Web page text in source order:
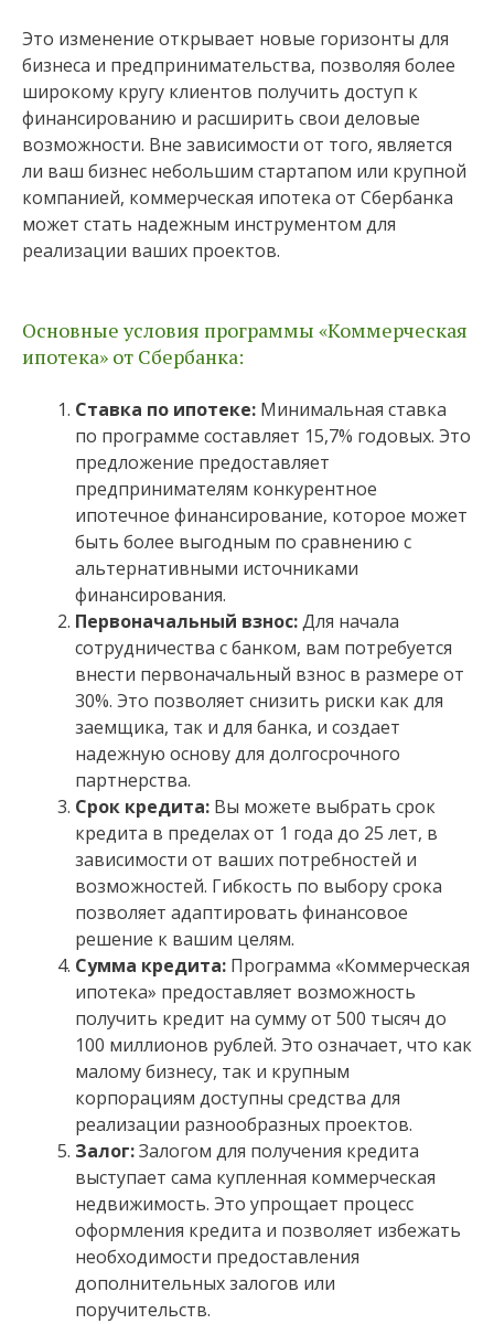
Это изменение открывает новые горизонты для
бизнеса и предпринимательства, позволяя более
широкому кругу клиентов получить доступ к
финансированию и расширить свои деловые
возможности. Вне зависимости от того, является
ли ваш бизнес небольшим стартапом или крупной
компанией, коммерческая ипотека от Сбербанка
может стать надежным инструментом для
реализации ваших проектов.
Основные условия программы «Коммерческая
ипотека» от Сбербанка:
Ставка по ипотеке: Минимальная ставка
по программе составляет 15,7% годовых. Это
предложение предоставляет
предпринимателям конкурентное
ипотечное финансирование, которое может
быть более выгодным по сравнению с
альтернативными источниками
финансирования.
Первоначальный взнос:Для начала
сотрудничества с банком, вам потребуется
внести первоначальный взнос в размере от
30%. Это позволяет снизить риски как для
заемщика, так и для банка, и создает
надежную основу для долгосрочного
партнерства.
Срок кредита: Вы можете выбрать срок
кредита в пределах от 1 года до 25 лет, в
зависимости от ваших потребностей и
возможностей. Гибкость по выбору срока
позволяет адаптировать финансовое
решение к вашим целям.
Сумма кредита: Программа «Коммерческая
ипотека» предоставляет возможность
получить кредит на сумму от 500 тысяч до
100 миллионов рублей. Это означает, что как
малому бизнесу, так и крупным
корпорациям доступны средства для
реализации разнообразных проектов.
Залог:Залогом для получения кредита
выступает сама купленная коммерческая
недвижимость. Это упрощает процесс
оформления кредита и позволяет избежать
необходимости предоставления
дополнительных залогов или
поручительств.